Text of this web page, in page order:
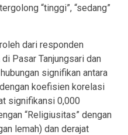
“tinggi”, “sedang”
dari responden
Pasar Tanjungsari dan
signifikan antara
dengan koefisien korelasi
signifikansi 0,000
“Religiusitas” dengan
lemah) dan derajat